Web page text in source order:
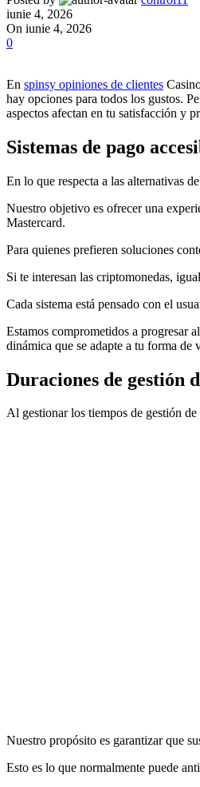
iunie 4, 2026
On iunie 4, 2026
0
En spinsy opiniones de clientes
hay opciones para todos los gustos.
aspectos afectan en tu satisfacción y
Sistemas de pago
En lo que respecta a las alternativas
Nuestro objetivo es ofrecer una
Mastercard.
Para quienes prefieren soluciones
Si te interesan las criptomonedas,
Cada sistema está pensado con el
Estamos comprometidos a progresar
dinámica que se adapte a tu forma de
Duraciones de gestión
Al gestionar los tiempos de gestión
Nuestro propósito es garantizar que
Esto es lo que normalmente puede